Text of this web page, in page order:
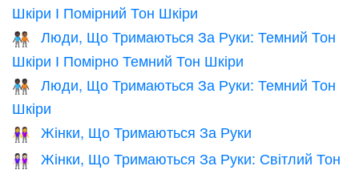
Шкіри І Помірний Тон Шкіри
🧑🏿‍🤝‍🧑🏾
Люди, Що Тримаються За Руки: Темний Тон
Шкіри І Помірно Темний Тон Шкіри
🧑🏿‍🤝‍🧑🏿
Люди, Що Тримаються За Руки: Темний Тон
Шкіри
👭 Жінки, Що Тримаються За Руки
👭🏻
Жінки, Що Тримаються За Руки: Світлий Тон